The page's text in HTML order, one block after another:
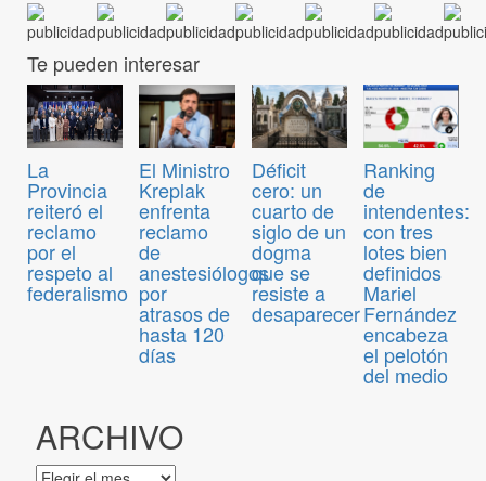
Te pueden interesar
La
Provincia
reiteró el
reclamo
por el
respeto al
federalismo
El Ministro
Kreplak
enfrenta
reclamo
de
anestesiólogos
por
atrasos de
hasta 120
días
Déficit
cero: un
cuarto de
siglo de un
dogma
que se
resiste a
desaparecer
Ranking
de
intendentes:
con tres
lotes bien
definidos
Mariel
Fernández
encabeza
el pelotón
del medio
ARCHIVO